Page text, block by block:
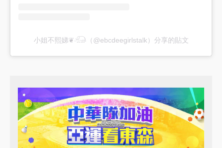
小姐不熙娣❦𓃰（@ebcdeegirlstalk）分享的貼文